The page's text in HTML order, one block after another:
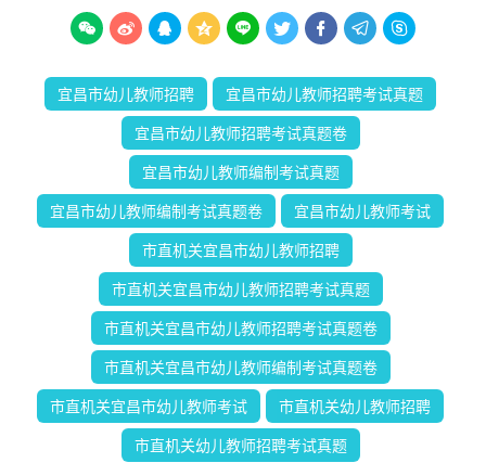
        
宜昌市幼儿教师招聘 宜昌市幼儿教师招聘考试真题
宜昌市幼儿教师招聘考试真题卷
宜昌市幼儿教师编制考试真题
宜昌市幼儿教师编制考试真题卷 宜昌市幼儿教师考试
市直机关宜昌市幼儿教师招聘
市直机关宜昌市幼儿教师招聘考试真题
市直机关宜昌市幼儿教师招聘考试真题卷
市直机关宜昌市幼儿教师编制考试真题卷
市直机关宜昌市幼儿教师考试 市直机关幼儿教师招聘
市直机关幼儿教师招聘考试真题